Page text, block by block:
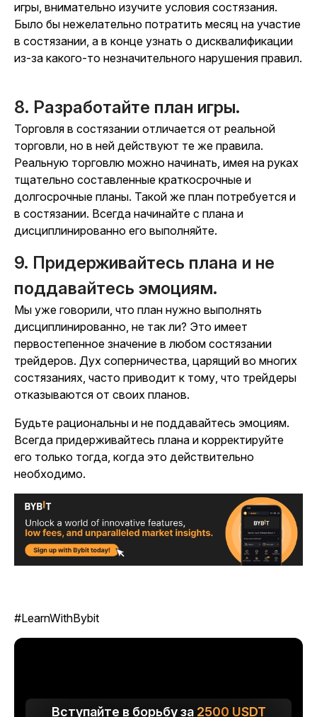
игры, внимательно изучите условия состязания.
Было бы нежелательно потратить месяц на участие
в состязании, а в конце узнать о дисквалификации
из-за какого-то незначительного нарушения правил.
8. Разработайте план игры.
Торговля в состязании отличается от реальной
торговли, но в ней действуют те же правила.
Реальную торговлю можно начинать, имея на руках
тщательно составленные краткосрочные и
долгосрочные планы. Такой же план потребуется и
в состязании. Всегда начинайте с плана и
дисциплинированно его выполняйте.
9. Придерживайтесь плана и не
поддавайтесь эмоциям.
Мы уже говорили, что план нужно выполнять
дисциплинированно, не так ли? Это имеет
первостепенное значение в любом состязании
трейдеров. Дух соперничества, царящий во многих
состязаниях, часто приводит к тому, что трейдеры
отказываются от своих планов.
Будьте рациональны и не поддавайтесь эмоциям.
Всегда придерживайтесь плана и корректируйте
его только тогда, когда это действительно
необходимо.
#LearnWithBybit
Вступайте в борьбу за 2500 USDT